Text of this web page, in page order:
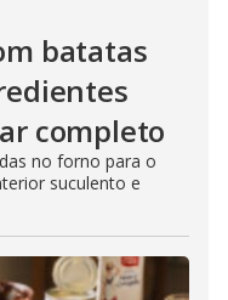
batatas
completo
no forno para o
suculento e